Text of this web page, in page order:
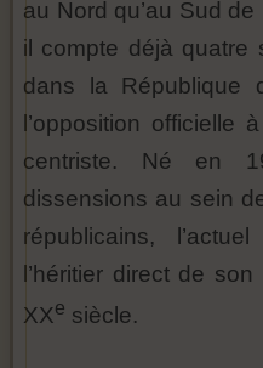
au Nord qu’au Sud de
il compte déjà quatre
dans la République
l’opposition officielle
centriste. Né en
dissensions au sein
républicains, l’actuel
l’héritier direct de
XXe siècle.